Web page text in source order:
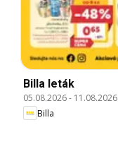
Billa leták
05.08.2026- 11.08.2026
Billa